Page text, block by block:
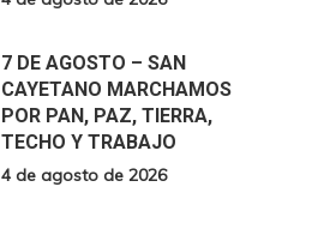
7 DE AGOSTO – SAN
CAYETANO MARCHAMOS
POR PAN, PAZ, TIERRA,
TECHO Y TRABAJO
4 de agosto de 2026